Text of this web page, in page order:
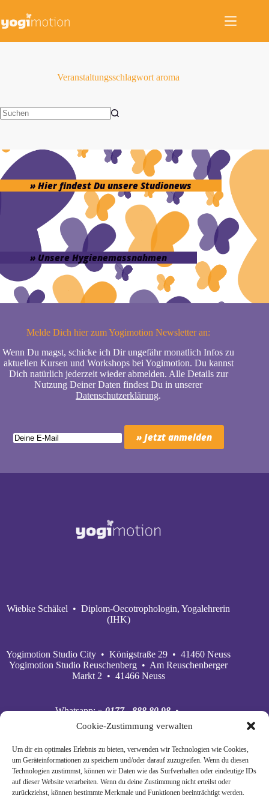
Cookie-Zustimmung verwalten
Um dir ein optimales Erlebnis zu bieten, verwenden wir Technologien wie Cookies,
um Geräteinformationen zu speichern und/oder darauf zuzugreifen. Wenn du diesen
Technologien zustimmst, können wir Daten wie das Surfverhalten oder eindeutige IDs
auf dieser Website verarbeiten. Wenn du deine Zustimmung nicht erteilst oder
zurückziehst, können bestimmte Merkmale und Funktionen beeinträchtigt werden.
springen
Veranstaltungsschlagwort aroma
» Hier findest Du unsere Studionews
» Unsere Hygienemassnahmen
Melde Dich hier zum Yogimotion Newsletter an:
Wenn Du magst, schicke ich Dir ungefähr monatlich Infos zu
aktuellen Kursen und Workshops bei Yogimotion. Du kannst
Dich natürlich jederzeit wieder abmelden. Alle Details zur
Nutzung Deiner Daten findest Du in unserer
Datenschutzerklärung.
Wiebke Schäkel • Diplom-Oecotrophologin, Yogalehrerin
(IHK)
Yogimotion Studio City • Königstraße 29 • 41460 Neuss
Yogimotion Studio Reuschenberg • Am Reuschenberger
Markt 2 • 41466 Neuss
Whatsapp:» 0177 - 888 80 98•
Mobil:
» 0177 - 888 80 98
E‑Mail:» wiebke@yogimotion.de•
Youtube:» yogimotion• XING:» Wiebke Schäkel